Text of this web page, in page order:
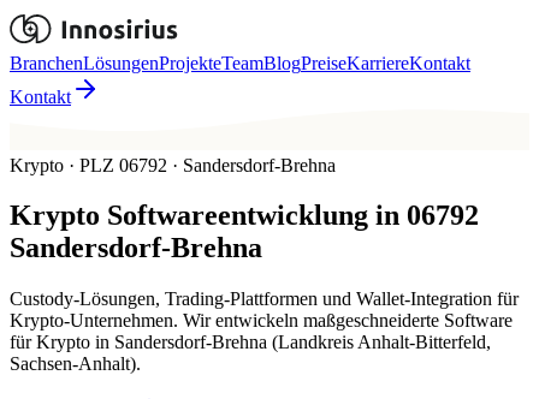
BranchenLösungenProjekteTeamBlogPreiseKarriereKontakt
Kontakt
Krypto · PLZ 06792 · Sandersdorf-Brehna
Krypto Softwareentwicklung in 06792
Sandersdorf-Brehna
Custody-Lösungen, Trading-Plattformen und Wallet-Integration für
Krypto-Unternehmen. Wir entwickeln maßgeschneiderte Software
für Krypto in Sandersdorf-Brehna (Landkreis Anhalt-Bitterfeld,
Sachsen-Anhalt).